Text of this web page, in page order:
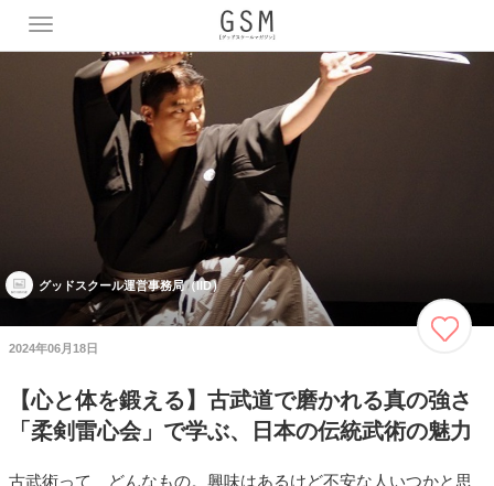
T
o
t
n
グッドスクール運営事務局（IID）
2024年06月18日
【心と体を鍛える】古武道で磨かれる真の強さ
「柔剣雷心会」で学ぶ、日本の伝統武術の魅力
古武術って どんなもの。興味はあるけど不安な人いつかと思